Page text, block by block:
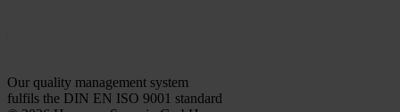
Our quality management system
fulfils the DIN EN ISO 9001 standard